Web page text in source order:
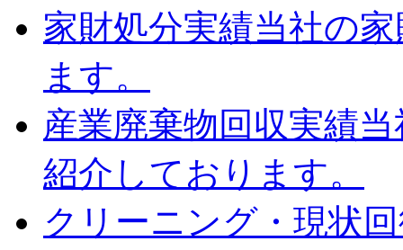
家財処分実績当社の
ます。
産業廃棄物回収実績
紹介しております。
クリーニング・現状